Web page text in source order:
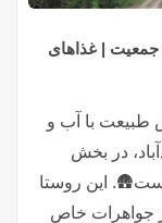
🛖| آدرس 🗺️ | جمعیت | غذاهای
طبیعت با آب و
در بخش
سرخرود شهرستان محمودآباد واقع شده است🛖. این روستا
جواهرات خاص